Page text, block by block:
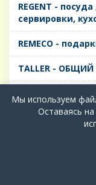
REGENT -
сервировки,
REMECO -
TALLER -
TIMA - посуда
кухонные
БИОСТАЛЬ -
Мы используем
Оставаясь